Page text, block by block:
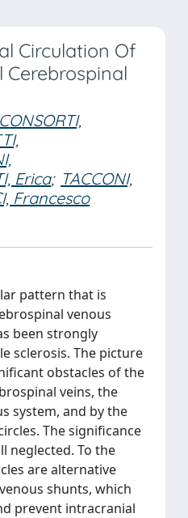
Circulation Of
Cerebrospinal
CONSORTI,
Erica; TACCONI,
Francesco
pattern that is
venous
been strongly
sclerosis. The picture
obstacles of the
veins, the
system, and by the
The significance
neglected. To the
are alternative
shunts, which
prevent intracranial